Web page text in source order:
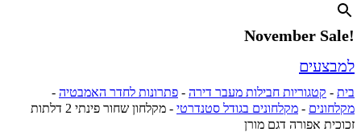
!November Sale
למבצעים
בית - קטגוריות חבילות מעבר דירה - פתרונות לחדר האמבטיה -
מקלחונים - מקלחונים בגודל סטנדרטי -
מקלחון שחור פינתי 2 דלתות
זכוכית אפורה דגם מורן